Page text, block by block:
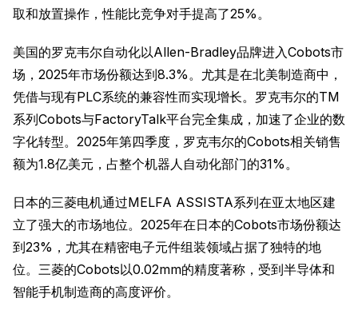
取和放置操作，性能比竞争对手提高了25%。
美国的罗克韦尔自动化以Allen-Bradley品牌进入Cobots市
场，2025年市场份额达到8.3%。尤其是在北美制造商中，
凭借与现有PLC系统的兼容性而实现增长。罗克韦尔的TM
系列Cobots与FactoryTalk平台完全集成，加速了企业的数
字化转型。2025年第四季度，罗克韦尔的Cobots相关销售
额为1.8亿美元，占整个机器人自动化部门的31%。
日本的三菱电机通过MELFA ASSISTA系列在亚太地区建
立了强大的市场地位。2025年在日本的Cobots市场份额达
到23%，尤其在精密电子元件组装领域占据了独特的地
位。三菱的Cobots以0.02mm的精度著称，受到半导体和
智能手机制造商的高度评价。